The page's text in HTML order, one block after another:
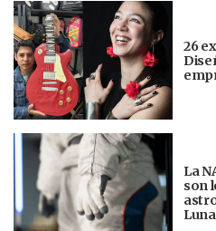
26
La
son
Luna